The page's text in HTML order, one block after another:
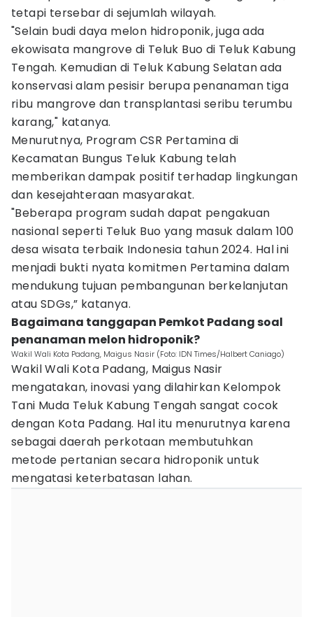
tetapi tersebar di sejumlah wilayah.
"Selain budi daya melon hidroponik, juga ada
ekowisata mangrove di Teluk Buo di Teluk Kabung
Tengah. Kemudian di Teluk Kabung Selatan ada
konservasi alam pesisir berupa penanaman tiga
ribu mangrove dan transplantasi seribu terumbu
karang," katanya.
Menurutnya, Program CSR Pertamina di
Kecamatan Bungus Teluk Kabung telah
memberikan dampak positif terhadap lingkungan
dan kesejahteraan masyarakat.
"Beberapa program sudah dapat pengakuan
nasional seperti Teluk Buo yang masuk dalam 100
desa wisata terbaik Indonesia tahun 2024. Hal ini
menjadi bukti nyata komitmen Pertamina dalam
mendukung tujuan pembangunan berkelanjutan
atau SDGs,” katanya.
Bagaimana tanggapan Pemkot Padang soal
penanaman melon hidroponik?
Wakil Wali Kota Padang, Maigus Nasir (Foto: IDN Times/Halbert Caniago)
Wakil Wali Kota Padang, Maigus Nasir
mengatakan, inovasi yang dilahirkan Kelompok
Tani Muda Teluk Kabung Tengah sangat cocok
dengan Kota Padang. Hal itu menurutnya karena
sebagai daerah perkotaan membutuhkan
metode pertanian secara hidroponik untuk
mengatasi keterbatasan lahan.